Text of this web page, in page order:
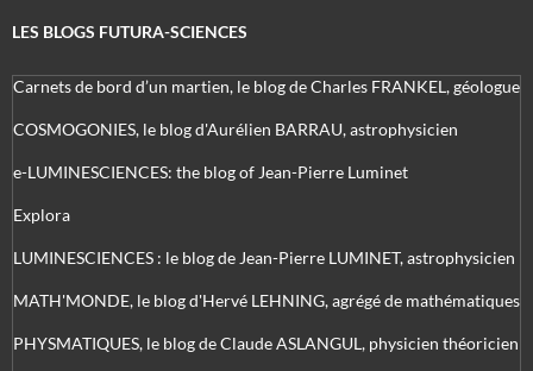
LES BLOGS FUTURA-SCIENCES
Carnets de bord d’un martien, le blog de Charles FRANKEL, géologue
COSMOGONIES, le blog d'Aurélien BARRAU, astrophysicien
e-LUMINESCIENCES: the blog of Jean-Pierre Luminet
Explora
LUMINESCIENCES : le blog de Jean-Pierre LUMINET, astrophysicien
MATH'MONDE, le blog d'Hervé LEHNING, agrégé de mathématiques
PHYSMATIQUES, le blog de Claude ASLANGUL, physicien théoricien